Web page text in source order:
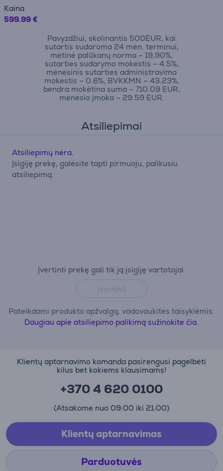
Kaina
599.99 €
Pavyzdžiui, skolinantis 500EUR, kai
sutartis sudaroma 24 mėn. terminui,
metinė palūkanų norma – 19,90%,
sutarties sudarymo mokestis – 4.5%,
mėnesinis sutarties administravimo
mokestis – 0.6%, BVKKMN – 43.23%,
bendra mokėtina suma – 710.09 EUR,
mėnesio įmoka – 29.59 EUR.
Atsiliepimai
Įvertinti prekę gali tik ją įsigiję vartotojai.
Pateikdami produkto apžvalgą, vadovaukitės taisyklėmis.
Daugiau apie atsiliepimo palikimą sužinokite čia.
Atsiliepimų nėra.
Įsigiję prekę, galėsite tapti pirmuoju, palikusiu
atsiliepimą.
Klientų aptarnavimo komanda pasirengusi pagelbėti
kilus bet kokiems klausimams!
+370 4 620 0100
(Atsakome nuo 09:00 iki 21:00)
Klientų aptarnavimas
Parduotuvės